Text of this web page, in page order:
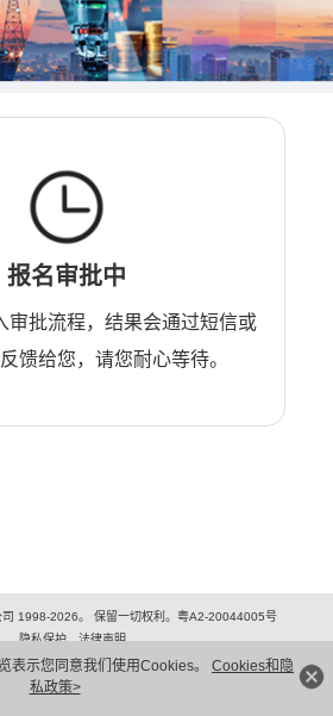
表示您同意我们使用Cookies。 Cookies和隐
私政策>
报名审批中
审批流程，结果会通过短信或
馈给您，请您耐心等待。
1998-2026。 保留一切权利。粤A2-20044005号
隐私保护
法律声明